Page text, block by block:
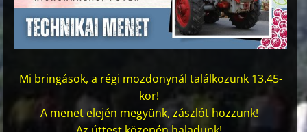
Mi bringások, a régi mozdonynál találkozunk 13.45-
kor!
A menet elején megyünk, zászlót hozzunk!